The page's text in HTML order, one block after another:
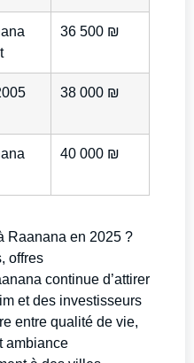
36 500 ₪
38 000 ₪
40 000 ₪
Raanana en 2025 ?
offres
continue d’attirer
et des investisseurs
entre qualité de vie,
ambiance